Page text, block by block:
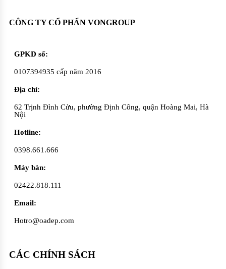
CÔNG TY CỔ PHẨN VONGROUP
GPKD số:
0107394935 cấp năm 2016
Địa chỉ:
62 Trịnh Đình Cửu, phường Định Công, quận Hoàng Mai, Hà
Nội
Hotline:
0398.661.666
Máy bàn:
02422.818.111
Email:
Hotro@oadep.com
CÁC CHÍNH SÁCH